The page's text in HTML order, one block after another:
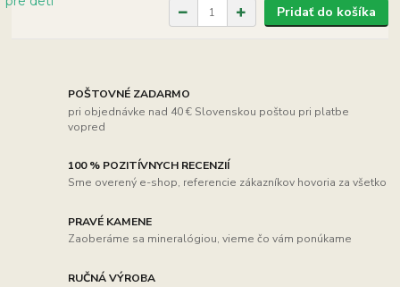
Pridať do košíka
POŠTOVNÉ ZADARMO
pri objednávke nad 40 € Slovenskou poštou pri platbe
vopred
100 % POZITÍVNYCH RECENZIÍ
Sme overený e-shop, referencie zákazníkov hovoria za všetko
PRAVÉ KAMENE
Zaoberáme sa mineralógiou, vieme čo vám ponúkame
RUČNÁ VÝROBA